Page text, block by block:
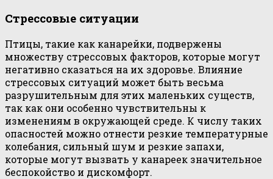
Стрессовые ситуации
Птицы, такие как канарейки, подвержены
множеству стрессовых факторов, которые могут
негативно сказаться на их здоровье. Влияние
стрессовых ситуаций может быть весьма
разрушительным для этих маленьких существ,
так как они особенно чувствительны к
изменениям в окружающей среде. К числу таких
опасностей можно отнести резкие температурные
колебания, сильный шум и резкие запахи,
которые могут вызвать у канареек значительное
беспокойство и дискомфорт.